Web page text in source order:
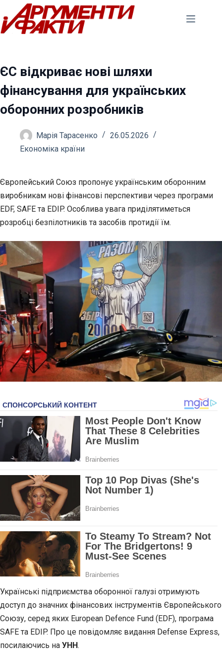
Перейти
до
вмісту
ЄС відкриває нові шляхи
фінансування для українських
оборонних розробників
Марія Тарасенко
26.05.2026
Економіка країни
Європейський Союз пропонує українським оборонним
виробникам нові фінансові перспективи через програми
EDF, SAFE та EDIP. Особлива увага приділятиметься
розробці безпілотників та засобів протидії їм.
Українські підприємства оборонної галузі отримують
доступ до значних фінансових інструментів Європейського
Союзу, серед яких European Defence Fund (EDF), програма
SAFE та EDIP. Про це повідомляє видання Defense Express,
посилаючись на УНН.